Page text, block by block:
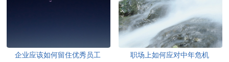
企业应该如何留住优秀员工 职场上如何应对中年危机